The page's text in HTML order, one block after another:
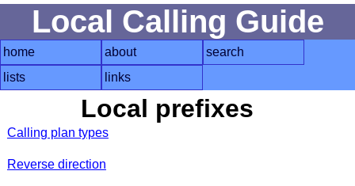
Local Calling Guide
home about
search
lists
links
Local prefixes
Calling plan types
Reverse direction